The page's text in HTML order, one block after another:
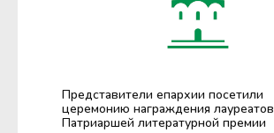
Представители епархии посетили
церемонию награждения лауреатов
Патриаршей литературной премии